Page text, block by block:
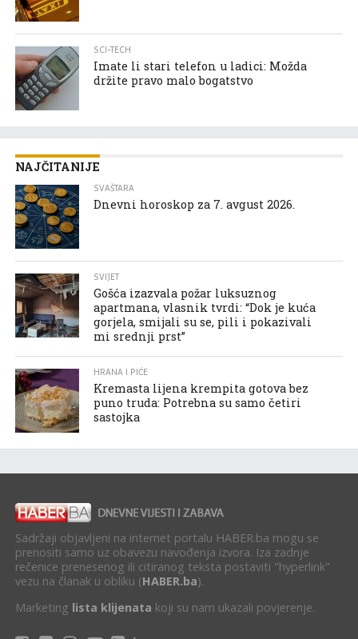
SCI-TECH
Imate li stari telefon u ladici: Možda
držite pravo malo bogatstvo
NAJČITANIJE
SVAŠTARA
Dnevni horoskop za 7. avgust 2026.
SVIJET
Gošća izazvala požar luksuznog
apartmana, vlasnik tvrdi: “Dok je kuća
gorjela, smijali su se, pili i pokazivali
mi srednji prst”
HRANA I PIĆE
Kremasta lijena krempita gotova bez
puno truda: Potrebna su samo četiri
sastojka
Sadržaji objavljeni na internet portalu HABER.ba mogu se
prenositi samo uz obavezu navođenja izvora. Iza zadnje
rečenice prenesenog ili citiranog teksta postaviti "hyperlink"
vezu na članak u obliku (HABER.ba).
Marketing lista klijenata koji su nam ukazali povjerenje.